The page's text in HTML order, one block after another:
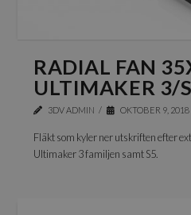
RADIAL FAN
ULTIMAKER 3/
3DV ADMIN OKTOBER 9, 2018
Fläkt som kyler ner utskriften efter
Ultimaker 3 familjen samt S5.